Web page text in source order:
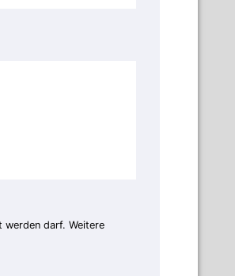
werden darf. Weitere